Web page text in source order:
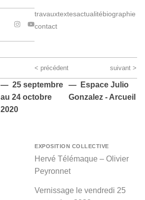
travauxtextesactualitébiographie
contact
< précédent suivant >
— 25 septembre
au 24 octobre
2020
— Espace Julio
Gonzalez - Arcueil
EXPOSITION COLLECTIVE
Hervé Télémaque – Olivier
Peyronnet
Vernissage le vendredi 25